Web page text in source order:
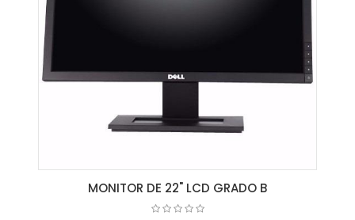
MONITOR DE 22" LCD GRADO B